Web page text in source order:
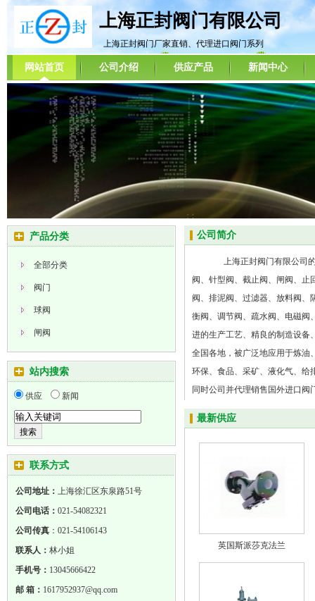
上海正封阀门有限公司
上海正封阀门厂家直销、代理进口阀门系列
网站首页 公司介绍 供应产品 新闻中心
产品分类
全部分类
阀门
球阀
闸阀
蝶阀
截止阀
止回阀
站内搜索
供应 新闻
联系方式
公司地址： 上海徐汇区东泉路51号
公司电话： 021-54082321
公司传真 ： 021-54106143
联系人： 林小姐
手机号： 13045666422
邮 箱： 1617952937@qq.com
公司简介
上海正封阀门有限公司
阀、针型阀、截止阀、闸阀、止
阀、排泥阀、过滤器、放料阀、
衡阀、调节阀、疏水阀、电磁阀
进的生产工艺、精良的制造设备
全国各地，被广泛地应用于炼油
环保、食品、采矿、液化气、给
同时公司并代理销售国外进口
国spiraxsarco（斯派莎克），日
VENN（阀天）、日本HITACHI
日本KTM（北村）阀门等品牌。
先、用户至上、精益求精、努
善、勤奋、进取”的企业文化理
位。上海正封阀门有限公司愿
最新供应
英国斯派莎克法兰